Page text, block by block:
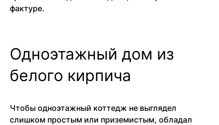
фактуре.
Одноэтажный дом из
белого кирпича
Чтобы одноэтажный коттедж не выглядел
слишком простым или приземистым, обладал